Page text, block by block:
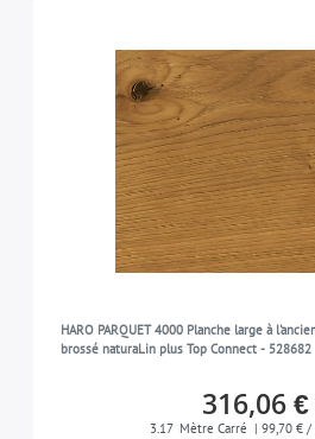
HARO PARQUET 4000 Planche large à
brossé naturaLin plus Top Connect - 528682
316,06
3.17 Mètre Carré | 99,70 € /